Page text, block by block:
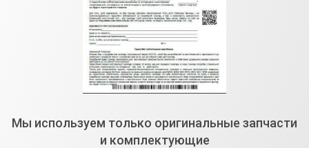
Мы используем только оригинальные запчасти
и комплектующие